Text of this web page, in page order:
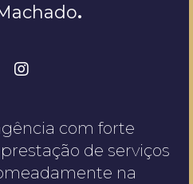
.
com forte
de serviços
na